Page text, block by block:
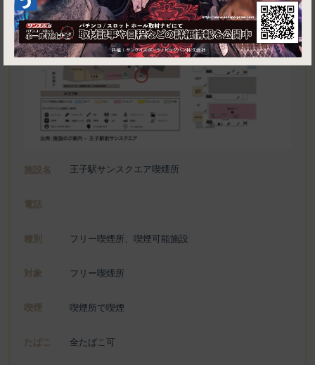
施設名 王子駅サンスクエア喫煙所
電話
種別 フリー喫煙所、喫煙可能施設
対象 フリー喫煙所
喫煙 喫煙所で喫煙
たばこ 全たばこ可